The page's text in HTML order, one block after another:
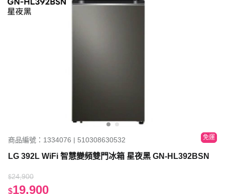
商品編號：1334076 | 510308630532 免運
LG 392L WiFi 智慧變頻雙門冰箱 星夜黑 GN-HL392BSN
$24,900
$19,900